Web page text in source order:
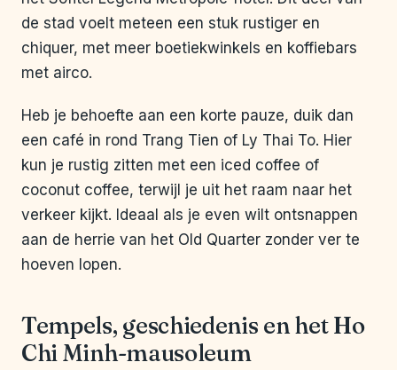
de stad voelt meteen een stuk rustiger en
chiquer, met meer boetiekwinkels en koffiebars
met airco.
Heb je behoefte aan een korte pauze, duik dan
een café in rond Trang Tien of Ly Thai To. Hier
kun je rustig zitten met een iced coffee of
coconut coffee, terwijl je uit het raam naar het
verkeer kijkt. Ideaal als je even wilt ontsnappen
aan de herrie van het Old Quarter zonder ver te
hoeven lopen.
Tempels, geschiedenis en het Ho
Chi Minh-mausoleum